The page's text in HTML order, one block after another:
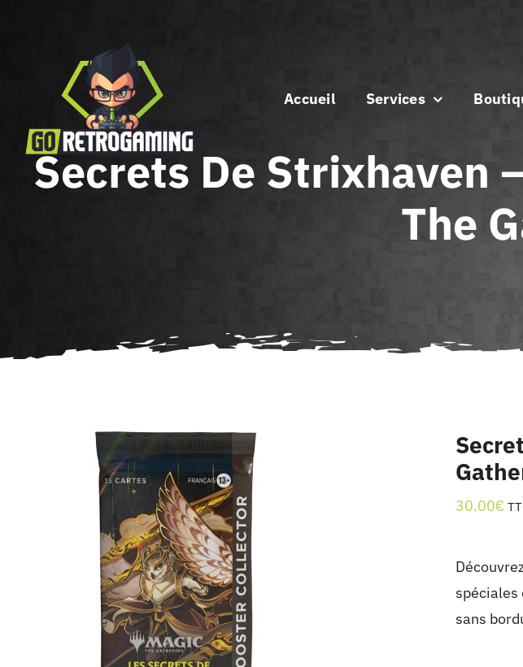
Accueil
Services
Secrets De Strixhaven
The
30.00€
spéciales
sans